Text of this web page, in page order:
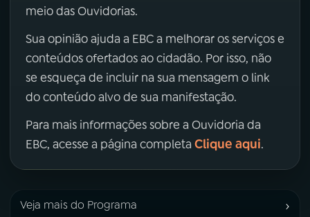
meio das Ouvidorias.
Sua opinião ajuda a EBC a melhorar os serviços e
conteúdos ofertados ao cidadão. Por isso, não
se esqueça de incluir na sua mensagem o link
do conteúdo alvo de sua manifestação.
Para mais informações sobre a Ouvidoria da
EBC, acesse a página completa Clique aqui.
Veja mais do Programa ›